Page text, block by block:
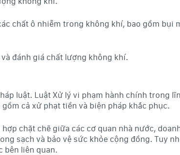
chất ô nhiễm trong không khí, bao gồm bụi
đánh giá chất lượng không khí.
luật. Luật Xử lý vi phạm hành chính trong
cả xử phạt tiền và biện pháp khắc phục.
chặt chẽ giữa các cơ quan nhà nước,
sạch và bảo vệ sức khỏe cộng đồng. Tuy
bên liên quan.